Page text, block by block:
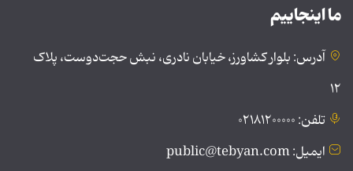
ما اینجاییم
آدرس: بلوار کشاورز، خیابان نادری، نبش حجت‌دوست، پلاک
۱۲
تلفن: ۰۲۱۸۱۲۰۰۰۰۰
ایمیل: public@tebyan.com